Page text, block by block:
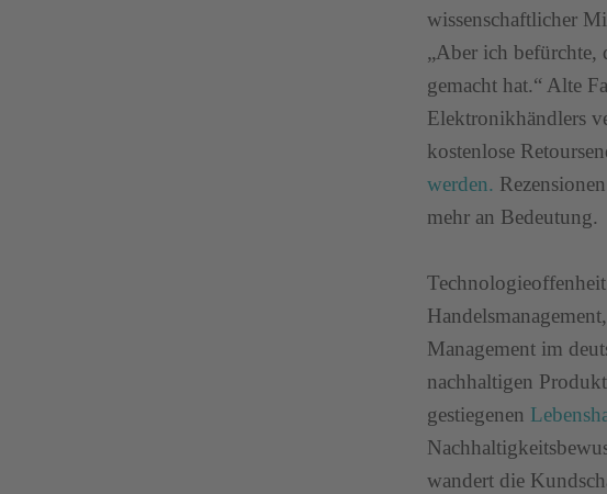
wissenschaftlicher
„Aber ich befürchte,
gemacht hat.“ Alte
Elektronikhändlers
kostenlose
werden.
mehr an Bedeutung.
Management im
nachhaltigen
gestiegenen
wandert die